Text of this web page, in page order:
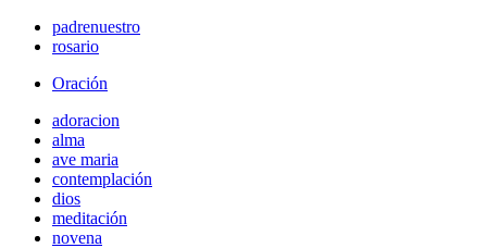
padrenuestro
rosario
Oración
adoracion
alma
ave maria
contemplación
dios
meditación
novena